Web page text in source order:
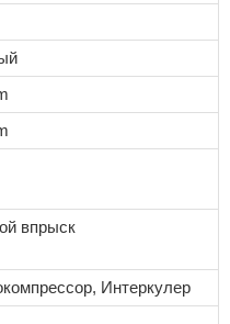
впрыск
Интеркулер